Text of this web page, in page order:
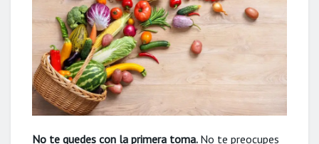
No te quedes con la primera toma. No te preocupes